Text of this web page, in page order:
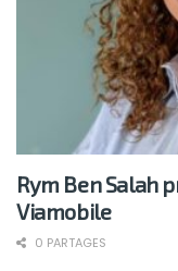
Rym Ben Salah
Viamobile
0 PARTAGES